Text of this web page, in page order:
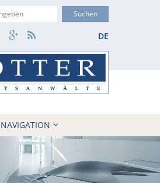
DE
TwitterGoogle+
RSS
NAVIGATION
HOME
KANZLEI
10 GRÜNDE